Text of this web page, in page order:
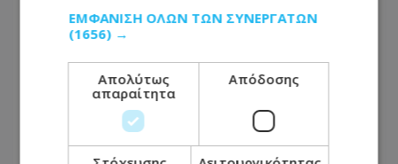
Χούθι, το «άλυτο πρόβλημα» της
ΕΜΦΆΝΙΣΗ ΌΛΩΝ ΤΩΝ ΣΥΝΕΡΓΑΤΏΝ
(1656) →
Απολύτως
απαραίτητα
Απόδοσης